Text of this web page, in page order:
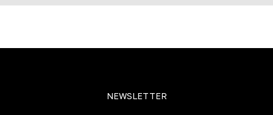
NEWSLETTER